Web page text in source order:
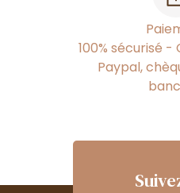
100% sécurisé
Paypal,